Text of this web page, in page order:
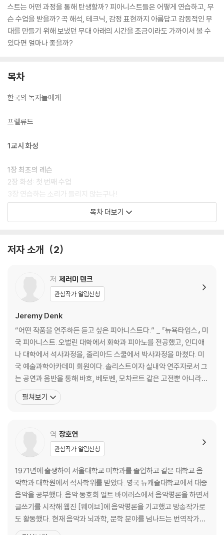
스트는 어떤 과정을 통해 탄생할까? 피아니스트들은 어떻게 연습하고, 무
슨 수업을 받을까? 곡 해석, 테크닉, 감정 표현까지 아름답고 감동적인 무
대를 만들기 위해 보냈던 무대 아래의 시간을 조금이라도 가까이서 볼 수
있다면 얼마나 좋을까?
목차
한국의 독자들에게
프렐류드
1교시 화성
1장 최초의 레슨
2장 화성: 첫 번째 수업
3장 연습하는 소리가 들리지 않는구나!
4장 화성: 두 번째 수업
2교시 선율
7장 정말로 그렇다고 생각해?
8장 선율: 첫 번째 수업
9장 꼭 피아노 선생이 아니어도
10장 선율: 두 번째 수업
11장 넷째 손가락에 닥친 위기
12장 선율: 세 번째 수업
3교시 리듬
14장 리듬: 첫 번째 수업
17장 종착점에 다다르다
18장 리듬: 세 번째 수업
19장 그래서 줄리아드에 가고 싶다고
코다(이행부)
감사의 말
옮긴이의 말
목차 더보기
저자 소개 2
저 제러미 덴크
관심작가 알림신청
Jeremy Denk
“어떤 작품을 연주하든 듣고 싶은 피아니스트다.” _ 『뉴욕타임스』 미
국 피아니스트. 오벌린 대학에서 화학과 피아노를 전공했고, 인디애
나 대학에서 석사과정을, 줄리아드 스쿨에서 박사과정을 마쳤다. 미
국 예술과학아카데미 회원이다. 솔리스트이자 실내악 연주자로서 그
는 공연과 음반을 통해 바흐, 베토벤, 모차르트 같은 고전뿐 아니라
리언 커슈너, 찰스 아이브스, 죄르지 리게티 등 현대음악에 이르기까
지 다양한 레퍼토리를 선보이고 있다. 카네기 홀에서 자주 공연하며
펼쳐보기
역 장호연
관심작가 알림신청
1971년에 출생하여 서울대학교 미학과를 졸업하고 같은 대학교 음
악학과 대학원에서 석사학위를 받았다. 영국 뉴캐슬대학교에서 대중
음악을 공부했다. 음악 동호회 얼트 바이러스에서 음악평론을 하면서
글쓰기를 시작해 웹진 [웨이브]에 음악평론을 기고했고 방송작가로
도 활동했다. 현재 음악과 뇌과학, 문학 분야를 넘나드는 번역작가로
활약하고 있다. 지은 책으로 『얼트 문화와 록 음악 2』(공저), 『오프 더